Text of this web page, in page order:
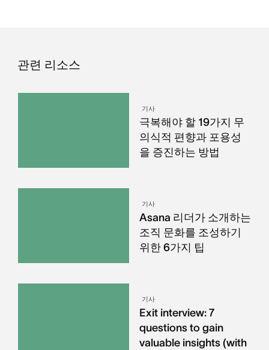
관련 리소스
기사
극복해야 할 19가지 무
의식적 편향과 포용성
을 증진하는 방법
기사
Asana 리더가 소개하는
조직 문화를 조성하기
위한 6가지 팁
기사
Exit interview: 7
questions to gain
valuable insights (with